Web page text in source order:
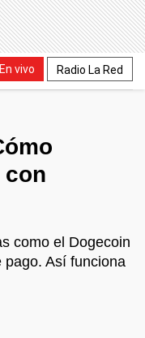
En vivo Radio La Red
con
como el Dogecoin
pago. Así funciona